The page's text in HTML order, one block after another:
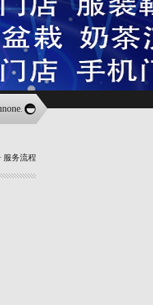
请前往最新官网获取最新资讯
服务流程